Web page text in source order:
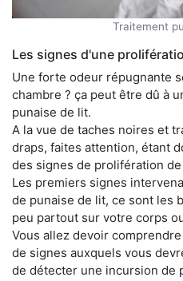
Traitement
Les signes d'une
Une forte odeur répugnante
chambre ? ça peut être dû à
punaise de lit.
A la vue de taches noires et
draps, faites attention, étant
des signes de prolifération
Les premiers signes
de punaise de lit, ce sont les
peu partout sur votre corps
Vous allez devoir
de signes auxquels vous
de détecter une incursion de